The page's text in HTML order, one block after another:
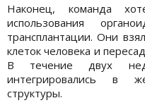
Наконец, команда
использования
трансплантации. Они
клеток человека и
В течение двух
интегрировались в
структуры.